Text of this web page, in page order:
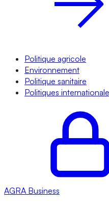
Politique agricole
Environnement
Politique sanitaire
Politiques
AGRA Business